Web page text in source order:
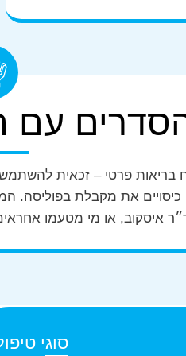
עם
פרטי – זכאית להשתמש
כיסויים את מקבלת
איסקוב, או מי מטעמו
סוגי